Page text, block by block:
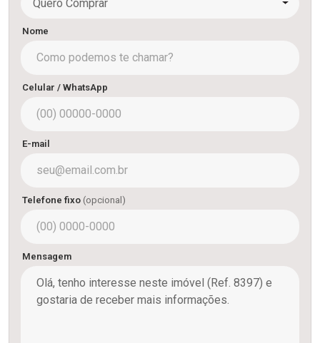
Quero Comprar
Nome
Celular / WhatsApp
E-mail
Telefone fixo (opcional)
Mensagem